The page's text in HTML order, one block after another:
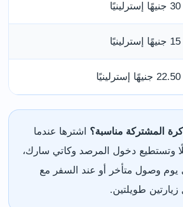
30 جنيهًا إسترلينيًا
15 جنيهًا إسترلينيًا
22.50 جنيهًا إسترلينيًا
المشتركة مناسبة؟ اشترها عندما
وتستطيع دخول المرصد وكاتي سارك،
يوم وصول متأخر أو عند السفر مع
طويلتين.